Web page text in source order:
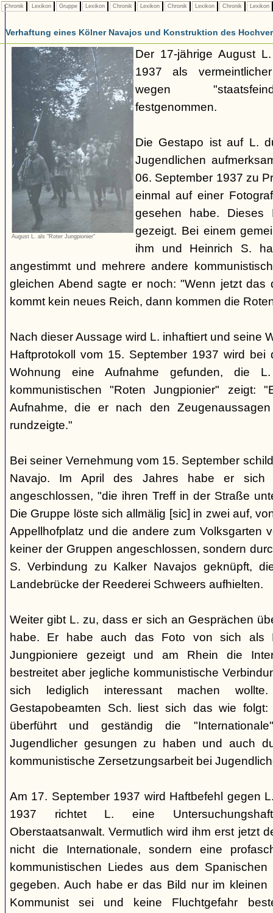
Chronik Lexikon Gruppe Lexikon Chronik Lexikon Chronik Lexikon Chronik Lexikon
Verhaftung eines Kölner Navajos und Konstruktion des
August L. als "Roter Jungpionier"
Der 17-jährige August
1937 als
wegen
festgenommen.
Die Gestapo ist auf L.
Jugendlichen
06. September 1937 zu
einmal auf einer
gesehen habe.
gezeigt. Bei einem
ihm und Heinrich S.
angestimmt und mehrere andere
gleichen Abend sagte er noch: "Wenn jetzt das
kommt kein neues Reich, dann kommen die
Nach dieser Aussage wird L. inhaftiert und seine
Haftprotokoll vom 15. September 1937 wird bei
Wohnung eine Aufnahme gefunden, die
kommunistischen "Roten Jungpionier" zeigt:
Aufnahme, die er nach den
rundzeigte."
Bei seiner Vernehmung vom 15. September
Navajo. Im April des Jahres habe er sich
angeschlossen, "die ihren Treff in der Straße
Die Gruppe löste sich allmälig [sic] in zwei auf,
Appellhofplatz und die andere zum Volksgarten
keiner der Gruppen angeschlossen, sondern
S. Verbindung zu Kalker Navajos geknüpft,
Landebrücke der Reederei Schweers aufhielten.
Weiter gibt L. zu, dass er sich an Gesprächen
habe. Er habe auch das Foto von sich als
Jungpioniere gezeigt und am Rhein die
bestreitet aber jegliche kommunistische
sich lediglich interessant machen
Gestapobeamten Sch. liest sich das wie
überführt und geständig die
Jugendlicher gesungen zu haben und auch
kommunistische Zersetzungsarbeit bei
Am 17. September 1937 wird Haftbefehl gegen
1937 richtet L. eine
Oberstaatsanwalt. Vermutlich wird ihm erst jetzt
nicht die Internationale, sondern eine
kommunistischen Liedes aus dem
gegeben. Auch habe er das Bild nur im
Kommunist sei und keine Fluchtgefahr